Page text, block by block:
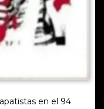
en el 94